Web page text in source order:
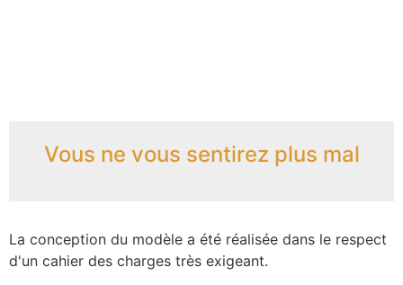
Vous ne vous sentirez plus mal
La conception du modèle a été réalisée dans le respect
d'un cahier des charges très exigeant.